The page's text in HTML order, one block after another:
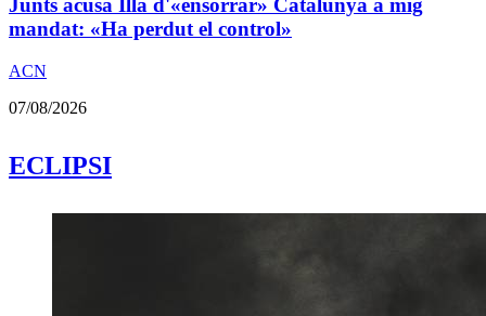
Junts acusa Illa d'«ensorrar» Catalunya a mig
mandat: «Ha perdut el control»
ACN
07/08/2026
ECLIPSI